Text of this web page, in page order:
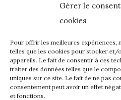
Gérer le
cookies
Pour offrir les meilleures expériences,
telles que les cookies pour stocker et/
appareils. Le fait de consentir à ces
traiter des données telles que le
uniques sur ce site. Le fait de ne pas
consentement peut avoir un effet
et fonctions.